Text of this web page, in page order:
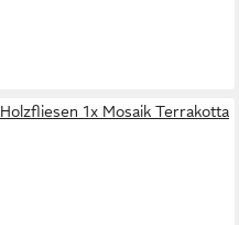
Holzfliesen 1x Mosaik Terrakotta